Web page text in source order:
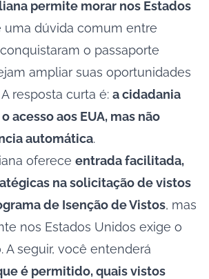
permite morar nos Estados
uma dúvida comum entre
o passaporte
ampliar suas oportunidades
resposta curta é: a cidadania
acesso aos EUA, mas não
automática.
oferece entrada facilitada,
na solicitação de vistos
de Isenção de Vistos, mas
nos Estados Unidos exige o
A seguir, você entenderá
é permitido, quais vistos